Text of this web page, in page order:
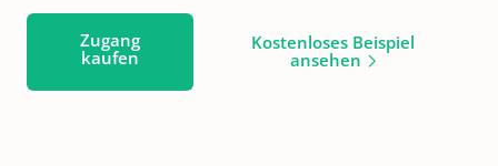
Zugang
kaufen
Kostenloses Beispiel
ansehen